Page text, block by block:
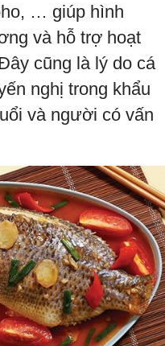
… giúp hình
và hỗ trợ hoạt
cũng là lý do cá
nghị trong khẩu
và người có vấn